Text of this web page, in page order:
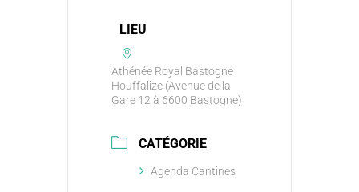
LIEU
Athénée Royal Bastogne
Houffalize (Avenue de la
Gare 12 à 6600 Bastogne)
CATÉGORIE
Agenda Cantines